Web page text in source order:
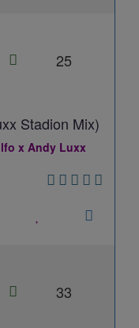
25
Stadion Mix)
x Andy Luxx
33